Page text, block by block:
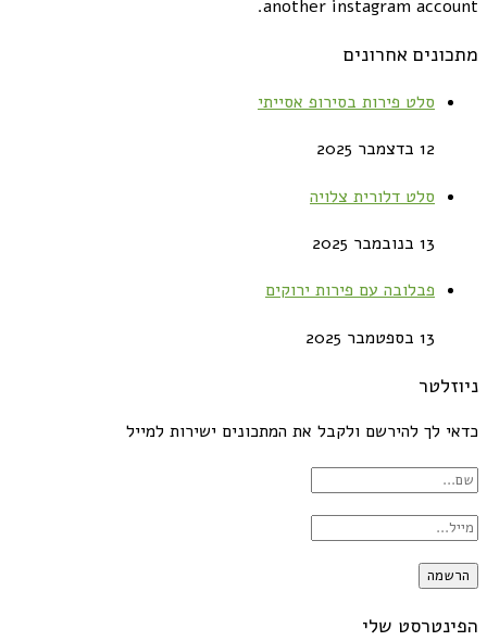
another instagram account.
מתכונים אחרונים
סלט פירות בסירופ אסייתי
12 בדצמבר 2025
סלט דלורית צלויה
13 בנובמבר 2025
פבלובה עם פירות ירוקים
13 בספטמבר 2025
ניוזלטר
כדאי לך להירשם ולקבל את המתכונים ישירות למייל
הפינטרסט שלי